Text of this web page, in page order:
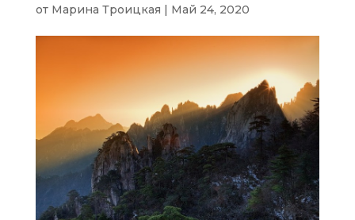
от Марина Троицкая | Май 24, 2020